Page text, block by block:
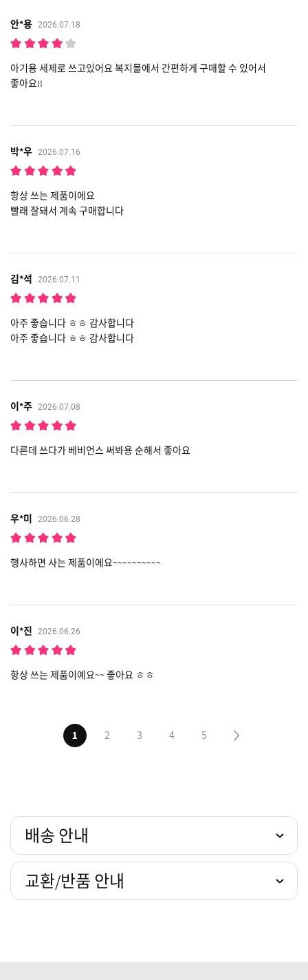
안*용 2026.07.18
아기용 세제로 쓰고있어요 복지몰에서 간편하게 구매할 수 있어서
좋아요!!
박*우 2026.07.16
항상 쓰는 제품이에요
빨래 잘돼서 계속 구매합니다
김*석 2026.07.11
아주 좋습니다 ㅎㅎ 감사합니다
아주 좋습니다 ㅎㅎ 감사합니다
이*주 2026.07.08
다른데 쓰다가 베비언스 써봐용 순해서 좋아요
우*미 2026.06.28
행사하면 사는 제품이에요~~~~~~~~~~
이*진 2026.06.26
항상 쓰는 제품이예요~~ 좋아요 ㅎㅎ
1 2 3 4 5
배송 안내
교환/반품 안내